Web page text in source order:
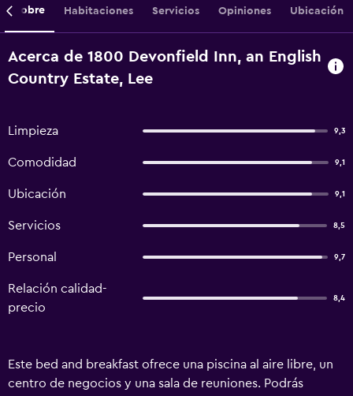
Sobre Habitaciones Servicios Opiniones Ubicación
Acerca de 1800 Devonfield Inn, an English
Country Estate, Lee
Limpieza 9,3
Comodidad 9,1
Ubicación 9,1
Servicios 8,5
Personal 9,7
Relación calidad-
precio
8,4
Este bed and breakfast ofrece una piscina al aire libre, un
centro de negocios y una sala de reuniones. Podrás